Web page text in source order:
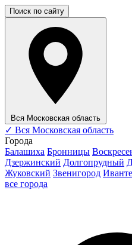
Поиск по сайту
Вся Московская область
✓ Вся Московская область
Города
Балашиха Бронницы
Дзержинский Долгопрудный
Жуковский Звенигород
все города